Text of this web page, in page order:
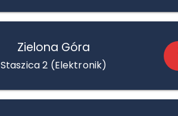
Zielona Góra
Staszica 2 (Elektronik)